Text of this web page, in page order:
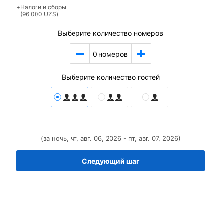
+Налоги и сборы
(96 000 UZS)
Выберите количество номеров
0 номеров
Выберите количество гостей
(за ночь, чт, авг. 06, 2026 - пт, авг. 07, 2026)
Следующий шаг